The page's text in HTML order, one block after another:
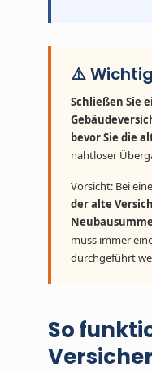
⚠️
Schließen Sie
bevor Sie die
nahtloser
Vorsicht: Bei
der alte
muss immer
durchgeführt
So